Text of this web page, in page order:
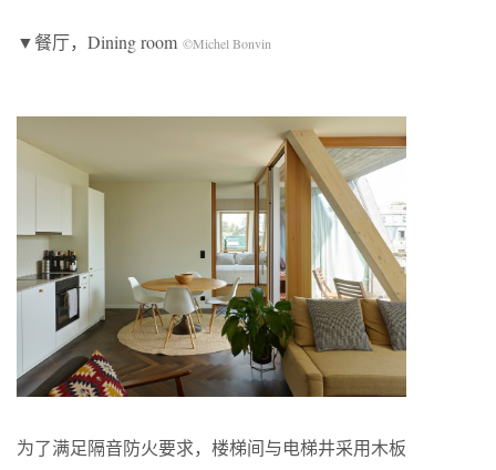
▼餐厅，Dining room ©Michel Bonvin
为了满足隔音防火要求，楼梯间与电梯井采用木板